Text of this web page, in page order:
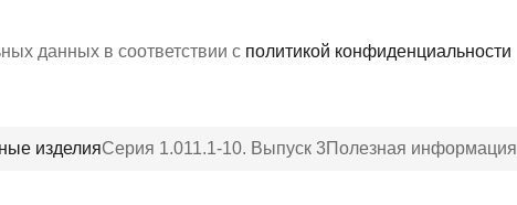
данных в соответствии с политикой конфиденциальности
изделияСерия 1.011.1-10. Выпуск 3Полезная информация